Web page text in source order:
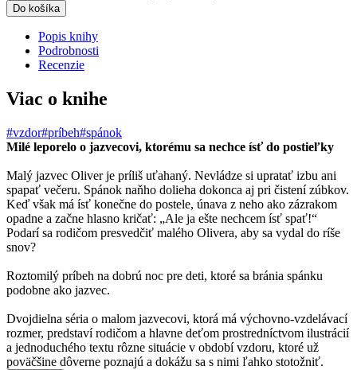
Do košíka
Popis knihy
Podrobnosti
Recenzie
Viac o knihe
#vzdor#príbeh#spánok
Milé leporelo o jazvecovi, ktorému sa nechce ísť do postieľky
Malý jazvec Oliver je príliš uťahaný. Nevládze si upratať izbu ani
spapať večeru. Spánok naňho dolieha dokonca aj pri čistení zúbkov.
Keď však má ísť konečne do postele, únava z neho ako zázrakom
opadne a začne hlasno kričať: „Ale ja ešte nechcem ísť spať!“
Podarí sa rodičom presvedčiť malého Olivera, aby sa vydal do ríše
snov?
Roztomilý príbeh na dobrú noc pre deti, ktoré sa bránia spánku
podobne ako jazvec.
Dvojdielna séria o malom jazvecovi, ktorá má výchovno-vzdelávací
rozmer, predstaví rodičom a hlavne deťom prostredníctvom ilustrácií
a jednoduchého textu rôzne situácie v období vzdoru, ktoré už
poväčšine dôverne poznajú a dokážu sa s nimi ľahko stotožniť.